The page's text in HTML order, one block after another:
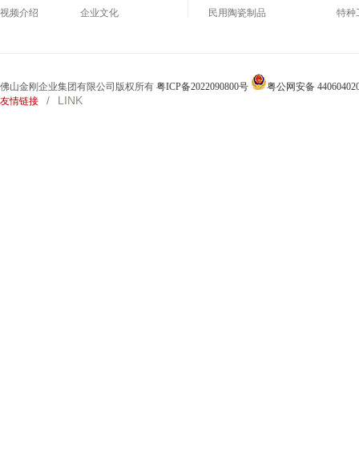
视频介绍
企业文化
民用陶瓷制品
特种
佛山金刚企业集团有限公司版权所有 粤ICP备2022090800号
粤公网安备
友情链接
/ LINK